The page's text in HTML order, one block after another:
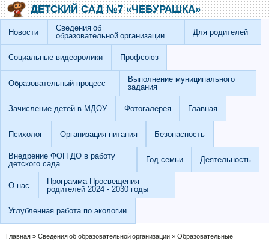
Перейти к основному содержанию
Skip to searchДЕТСКИЙ САД №7 «ЧЕБУРАШКА»
Новости
Сведения об
образовательной организации
Для родителей
Социальные видеоролики Профсоюз
Образовательный процесс
Выполнение муниципального
задания
Зачисление детей в МДОУ Фотогалерея Главная
Психолог Организация питания Безопасность
Внедрение ФОП ДО в работу
детского сада
Год семьи Деятельность
О нас
Программа Просвещения
родителей 2024 - 2030 годы
Углубленная работа по экологии
Вы здесь
Главная » Сведения об образовательной организации » Образовательные